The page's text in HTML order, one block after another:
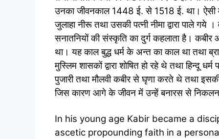
उनका जीवनकाल 1448 ई. से 1518 ई. था। ऐसी
जुलाहा नीरू तथा उसकी पत्नी नीमा द्वारा पाले
सनातनियों की संस्कृति का दुर्ग कहलाता है। कबीर
था। यह काल बुद्ध धर्म के अन्त का काल था तथा
मुस्लिम शासकों द्वारा शोषित हो रहे थे तथा हिन्दू
पुजारी तथा मौलवी कबीर से घृणा करते थे तथा
जिस कारण आगे के जीवन में उन्हें बनारस से
In his young age Kabir became a
ascetic propounding faith in a